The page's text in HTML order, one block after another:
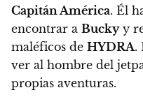
Capitán América. Él
encontrar a Buckyy
maléficos de HYDRA.
ver al hombre del
propias aventuras.